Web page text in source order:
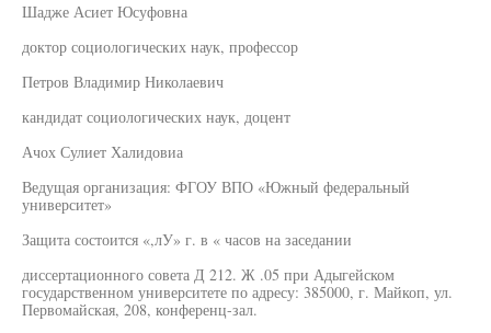
Шадже Асиет Юсуфовна
доктор социологических наук, профессор
Петров Владимир Николаевич
кандидат социологических наук, доцент
Ачох Сулиет Халидовиа
Ведущая организация: ФГОУ ВПО «Южный федеральный
университет»
Защита состоится «,лУ» г. в « часов на заседании
диссертационного совета Д 212. Ж .05 при Адыгейском
государственном университете по адресу: 385000, г. Майкоп, ул.
Первомайская, 208, конференц-зал.